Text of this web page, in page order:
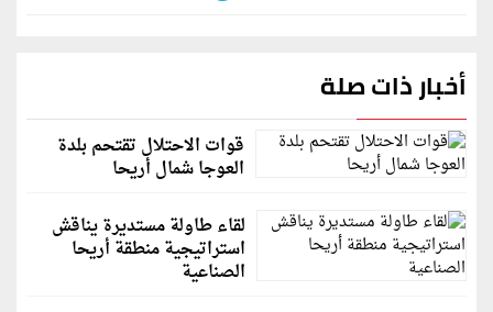
أخبار ذات صلة
قوات الاحتلال تقتحم بلدة
العوجا شمال أريحا
لقاء طاولة مستديرة يناقش
استراتيجية منطقة أريحا
الصناعية